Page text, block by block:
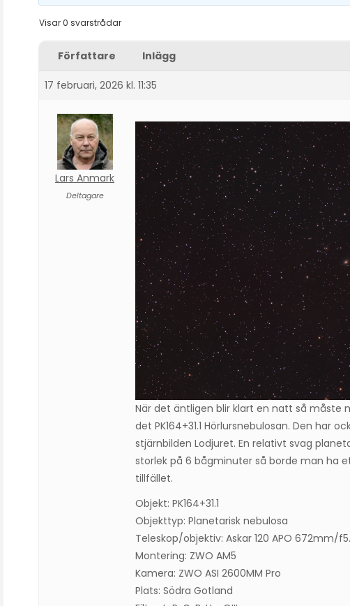
Visar 0 svarstrådar
Författare Inlägg
17 februari, 2026 kl. 11:35
Lars Anmark
Deltagare
När det äntligen blir klart en natt så måste
det PK164+31.1 Hörlursnebulosan. Den har
stjärnbilden Lodjuret. En relativt svag
storlek på 6 bågminuter så borde man ha
tillfället.
Objekt: PK164+31.1
Objekttyp: Planetarisk nebulosa
Teleskop/objektiv: Askar 120 APO 672mm/
Montering: ZWO AM5
Kamera: ZWO ASI 2600MM Pro
Plats: Södra Gotland